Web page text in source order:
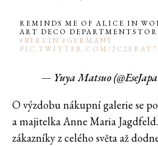
REMINDS ME OF ALICE IN
ART DECO
#BERLIN #GERMANY
PIC.TWITTER.COM/
— Yuya Matsuo
O výzdobu nákupní galerie se
a majitelka Anne Maria
zákazníky z celého světa až